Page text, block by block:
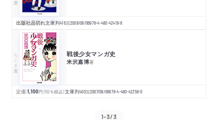
出版社品切れ文庫判416頁2008/08/06978-4-480-42419-8
ちくま文庫 戦後少女マンガ史
米沢嘉博著
定価:1,100円 （10％税込）文庫判400頁2007/08/08978-4-480-42358-0
1-3/3